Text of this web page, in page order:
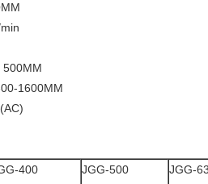
1600MM
400 JGG-500 JGG-